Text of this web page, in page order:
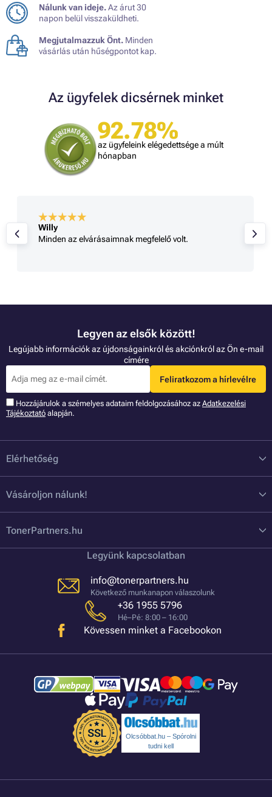
Nálunk van ideje.Az árut 30
napon belül visszaküldheti.
Megjutalmazzuk Önt. Minden
vásárlás után hűségpontot kap.
Az ügyfelek dicsérnek minket
92.78%
az ügyfeleink elégedettsége a múlt
hónapban
Willy
Minden az elvárásaimnak megfelelő volt.
Legyen az elsők között!
Legújabb információk az újdonságainkról és akciónkról az Ön e-mail
címére
Feliratkozom a hírlevélre
Hozzájárulok a szémelyes adataim feldolgozásához az Adatkezelési
Tájékoztató alapján.
Elérhetőség
Vásároljon nálunk!
TonerPartners.hu
Legyünk kapcsolatban
info@tonerpartners.hu
Következő munkanapon válaszolunk
+36 1955 5796
Hé–Pé: 8:00 – 16:00
Kövessen minket a Facebookon
Olcsóbbat.hu – Spórolni
tudni kell